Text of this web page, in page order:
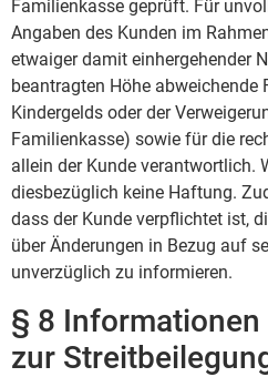
Familienkasse geprüft. Für
Angaben des Kunden im
etwaiger damit einhergehender
beantragten Höhe abweichende
Kindergelds oder der
Familienkasse) sowie für die
allein der Kunde verantwortlich.
diesbezüglich keine Haftung.
dass der Kunde verpflichtet ist,
über Änderungen in Bezug auf
unverzüglich zu informieren.
§ 8 Informationen
zur